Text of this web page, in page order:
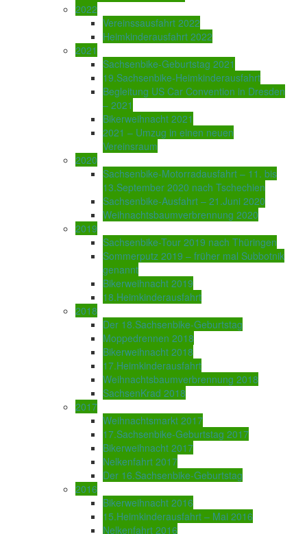
2022
Vereinssausfahrt 2022
Heimkinderausfahrt 2022
2021
Sachsenbike-Geburtstag 2021
19.Sachsenbike-Heimkinderausfahrt
Begleitung US Car Convention in Dresden
– 2021
Bikerweihnacht 2021
2021 – Umzug in einen neuen
Vereinsraum
2020
Sachsenbike-Motorradausfahrt – 11. bis
13.September 2020 nach Tschechien
Sachsenbike-Ausfahrt – 21.Juni 2020
Weihnachtsbaumverbrennung 2020
2019
Sachsenbike-Tour 2019 nach Thüringen
Sommerputz 2019 – früher mal Subbotnik
genannt
Bikerweihnacht 2019
18.Heimkinderausfahrt
2018
Der 18.Sachsenbike-Geburtstag
Moppedrennen 2018
Bikerweihnacht 2018
17.Heimkinderausfahrt
Weihnachtsbaumverbrennung 2018
SachsenKrad 2018
2017
Weihnachtsmarkt 2017
17.Sachsenbike-Geburtstag 2017
Bikerweihnacht 2017
Nelkenfahrt 2017
Der 16.Sachsenbike-Geburtstag
2016
Bikerweihnacht 2016
15.Heimkinderausfahrt – Mai 2016
Nelkenfahrt 2016